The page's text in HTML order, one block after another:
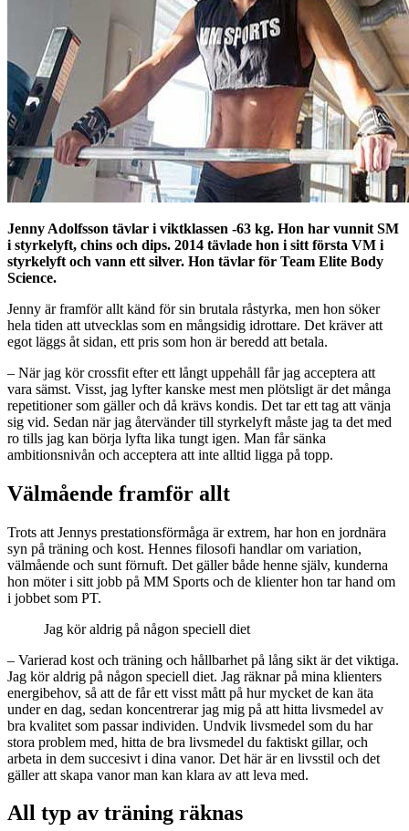
Jenny Adolfsson tävlar i viktklassen -63 kg. Hon har vunnit SM
i styrkelyft, chins och dips. 2014 tävlade hon i sitt första VM i
styrkelyft och vann ett silver. Hon tävlar för Team Elite Body
Science.
Jenny är framför allt känd för sin brutala råstyrka, men hon söker
hela tiden att utvecklas som en mångsidig idrottare. Det kräver att
egot läggs åt sidan, ett pris som hon är beredd att betala.
– När jag kör crossfit efter ett långt uppehåll får jag acceptera att
vara sämst. Visst, jag lyfter kanske mest men plötsligt är det många
repetitioner som gäller och då krävs kondis. Det tar ett tag att vänja
sig vid. Sedan när jag återvänder till styrkelyft måste jag ta det med
ro tills jag kan börja lyfta lika tungt igen. Man får sänka
ambitionsnivån och acceptera att inte alltid ligga på topp.
Välmående framför allt
Trots att Jennys prestationsförmåga är extrem, har hon en jordnära
syn på träning och kost. Hennes filosofi handlar om variation,
välmående och sunt förnuft. Det gäller både henne själv, kunderna
hon möter i sitt jobb på MM Sports och de klienter hon tar hand om
i jobbet som PT.
Jag kör aldrig på någon speciell diet
– Varierad kost och träning och hållbarhet på lång sikt är det viktiga.
Jag kör aldrig på någon speciell diet. Jag räknar på mina klienters
energibehov, så att de får ett visst mått på hur mycket de kan äta
under en dag, sedan koncentrerar jag mig på att hitta livsmedel av
bra kvalitet som passar individen. Undvik livsmedel som du har
stora problem med, hitta de bra livsmedel du faktiskt gillar, och
arbeta in dem succesivt i dina vanor. Det här är en livsstil och det
gäller att skapa vanor man kan klara av att leva med.
All typ av träning räknas